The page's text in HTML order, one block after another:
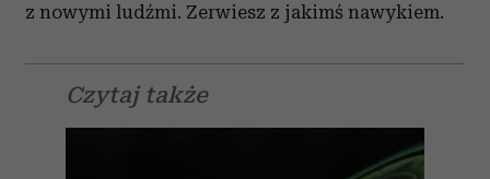
z nowymi ludźmi. Zerwiesz z jakimś nawykiem.
Czytaj także